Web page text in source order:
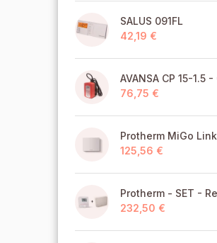
SALUS 091FL
42,19 €
76,75 €
Protherm MiGo Link
125,56 €
232,50 €